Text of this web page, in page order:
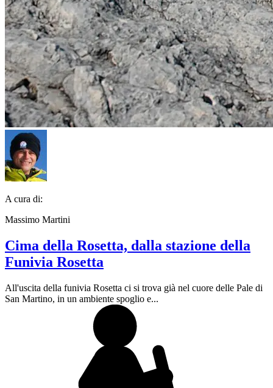
A cura di:
Massimo Martini
Cima della Rosetta, dalla stazione della
Funivia Rosetta
All'uscita della funivia Rosetta ci si trova già nel cuore delle Pale di
San Martino, in un ambiente spoglio e...